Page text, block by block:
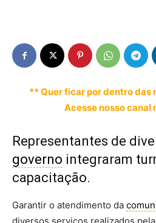
** Quer ficar por dentro das
Acesse nosso canal
Representantes de
governo integraram
capacitação.
Garantir o atendimento da